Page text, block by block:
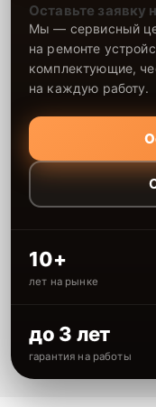
Оставьте заявку
Мы — сервисный
на ремонте
комплектующие,
на каждую работу.
10+
лет на рынке
до 3 лет
гарантия на работы